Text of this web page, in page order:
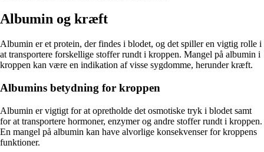
Albumin og kræft
Albumin er et protein, der findes i blodet, og det spiller en vigtig rolle i
at transportere forskellige stoffer rundt i kroppen. Mangel på albumin i
kroppen kan være en indikation af visse sygdomme, herunder kræft.
Albumins betydning for kroppen
Albumin er vigtigt for at opretholde det osmotiske tryk i blodet samt
for at transportere hormoner, enzymer og andre stoffer rundt i kroppen.
En mangel på albumin kan have alvorlige konsekvenser for kroppens
funktioner.